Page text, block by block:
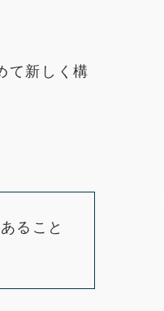
て新しく構
ること